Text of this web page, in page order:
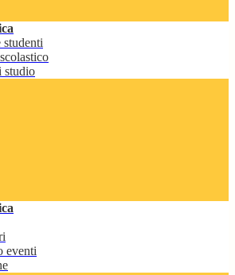
studenti
studio
eventi